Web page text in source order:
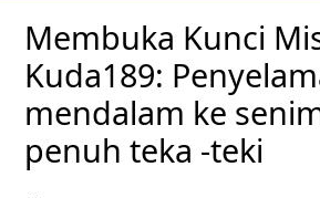
Membuka Kunci
Kuda189:
mendalam ke
penuh teka -teki